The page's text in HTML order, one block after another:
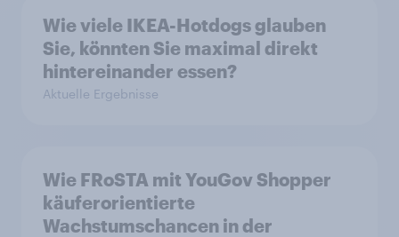
Wie viele IKEA-Hotdogs glauben
Sie, könnten Sie maximal direkt
hintereinander essen?
Aktuelle Ergebnisse
Wie FRoSTA mit YouGov Shopper
käuferorientierte
Wachstumschancen in der